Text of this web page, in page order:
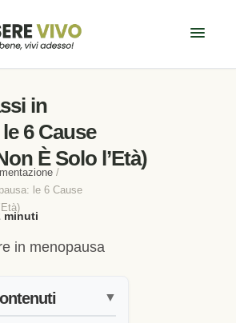
in
6 Cause
È Solo l’Età)
/
le 6 Cause
minuti
▼